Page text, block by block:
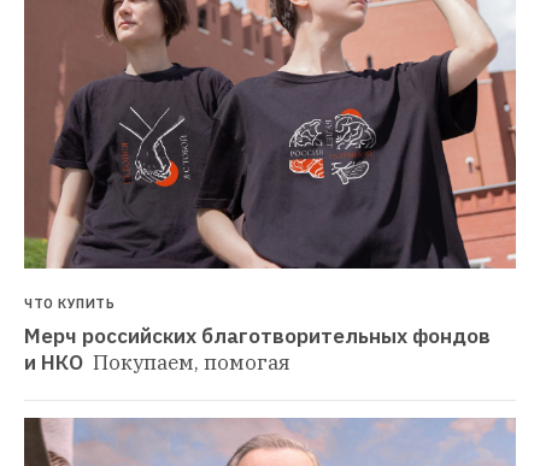
ЧТО КУПИТЬ
Мерч российских благотворительных фондов
и НКО Покупаем, помогая